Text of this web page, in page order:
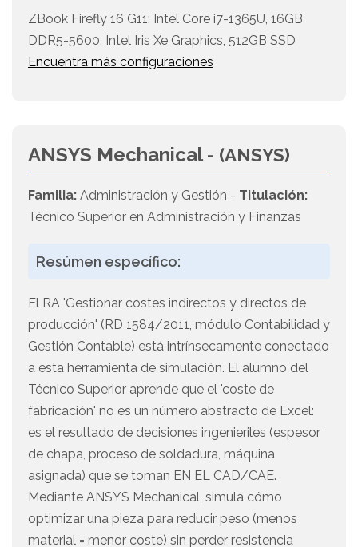
ZBook Firefly 16 G11: Intel Core i7-1365U, 16GB
DDR5-5600, Intel Iris Xe Graphics, 512GB SSD
Encuentra más configuraciones
ANSYS Mechanical - (ANSYS)
Familia: Administración y Gestión - Titulación:
Técnico Superior en Administración y Finanzas
Resúmen específico:
El RA 'Gestionar costes indirectos y directos de
producción' (RD 1584/2011, módulo Contabilidad y
Gestión Contable) está intrínsecamente conectado
a esta herramienta de simulación. El alumno del
Técnico Superior aprende que el 'coste de
fabricación' no es un número abstracto de Excel:
es el resultado de decisiones ingenieriles (espesor
de chapa, proceso de soldadura, máquina
asignada) que se toman EN EL CAD/CAE.
Mediante ANSYS Mechanical, simula cómo
optimizar una pieza para reducir peso (menos
material = menor coste) sin perder resistencia